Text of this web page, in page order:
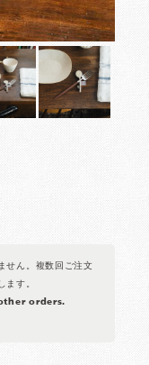
せん。複数回ご注文
ます。
orders.